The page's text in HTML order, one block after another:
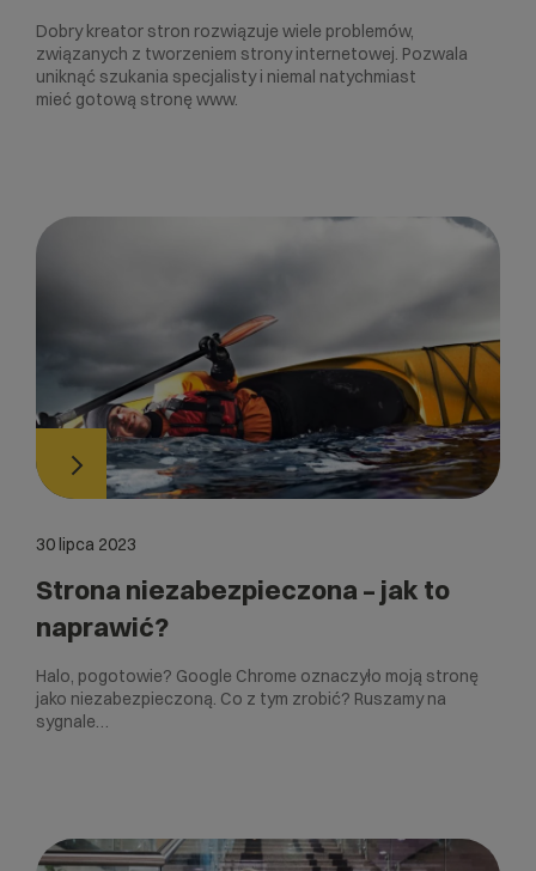
Dobry kreator stron rozwiązuje wiele problemów,
związanych z tworzeniem strony internetowej. Pozwala
uniknąć szukania specjalisty i niemal natychmiast
mieć gotową stronę www.
30 lipca 2023
Strona niezabezpieczona – jak to
naprawić?
Halo, pogotowie? Google Chrome oznaczyło moją stronę
jako niezabezpieczoną. Co z tym zrobić? Ruszamy na
sygnale…